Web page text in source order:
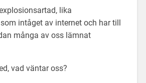
lika
intåget av internet och har till
många av oss lämnat
vad väntar oss?